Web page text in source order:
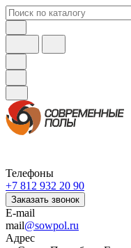
Телефоны
+7 812 932 20 90
Заказать звонок
E-mail
mail@sowpol.ru
Адрес